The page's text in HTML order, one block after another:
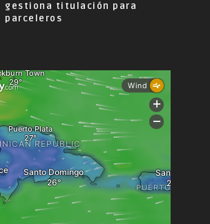
gestiona titulación para
parceleros